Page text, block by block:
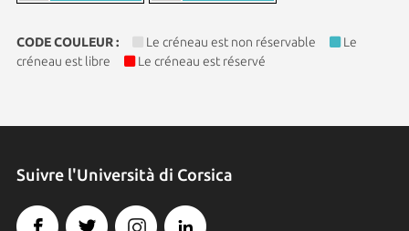
CODE COULEUR : Le créneau est non réservable
Le
créneau est libre
Le créneau est réservé
Suivre l'Università di Corsica